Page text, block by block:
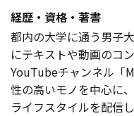
経歴・資格・著書
都内の大学に通う男子大
にテキストや動画のコ
YouTubeチャンネル「
性の高いモノを中心に
ライフスタイルを配信し